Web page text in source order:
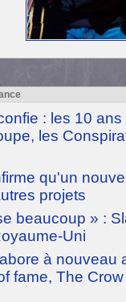
: les 10
les
qu'un
projets
beaucoup » :
Uni
à nouveau
fame, The